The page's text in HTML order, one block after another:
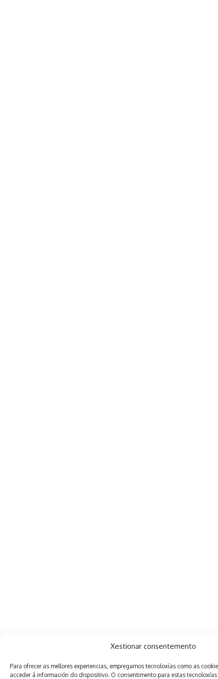
Xestionar consentemento
Para ofrecer as mellores experiencias, empregamos tecnoloxías como as
acceder á información do dispositivo. O consentimento para estas